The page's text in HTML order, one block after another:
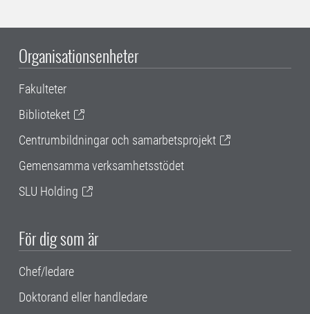
Organisationsenheter
Fakulteter
Biblioteket
Centrumbildningar och samarbetsprojekt
Gemensamma verksamhetsstödet
SLU Holding
För dig som är
Chef/ledare
Doktorand eller handledare